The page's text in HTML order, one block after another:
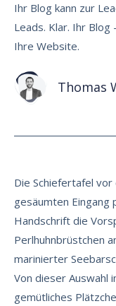
Ihr Blog kann zur
Leads. Klar. Ihr
Ihre Website.
Thomas
Die Schiefertafel
gesäumten
Handschrift die
Perlhuhnbrüstchen
marinierter
Von dieser Auswahl
gemütliches